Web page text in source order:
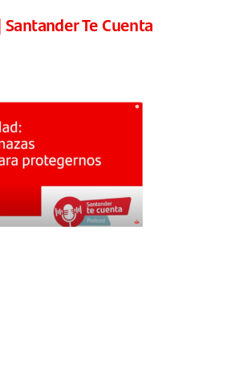
Te Cuenta